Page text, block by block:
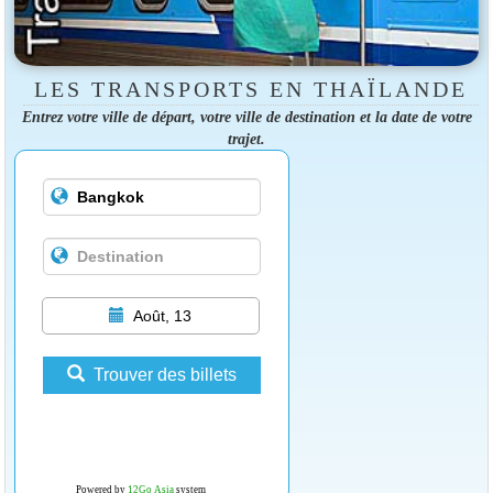
LES TRANSPORTS EN THAÏLANDE
Entrez votre ville de départ, votre ville de destination et la date de votre
trajet.
Août, 13
Trouver des billets
Powered by 12Go Asiasystem